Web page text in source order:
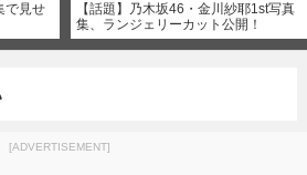
で見せ
【話題】乃木坂46・金川紗耶1st写真
集、ランジェリーカット公開！
[ADVERTISEMENT]